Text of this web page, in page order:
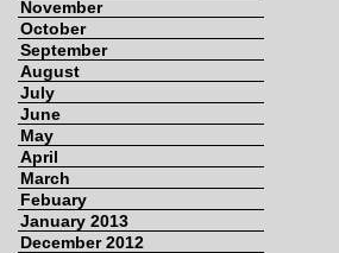
November
October
September
August
July
June
May
April
March
Febuary
January 2013
December 2012